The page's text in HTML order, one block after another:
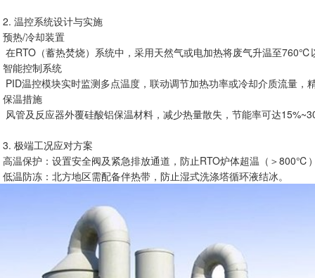
2. 温控系统设计与实施
预热/冷却装置
在RTO（蓄热焚烧）系统中，采用天然气或电加热将废气升温至
智能控制系统
PID温控模块实时监测多点温度，联动调节加热功率或冷却介质流量
保温措施
风管及反应器外覆硅酸铝保温材料，减少热量散失，节能率可达
3. 极端工况应对方案
高温保护：设置安全阀及紧急排放通道，防止RTO炉体超温（＞800℃
低温防冻：北方地区需配备伴热带，防止湿式洗涤塔循环液结冰。